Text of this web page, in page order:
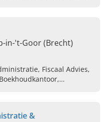
in-'t-Goor (Brecht)
Fiscaal Advies,
&